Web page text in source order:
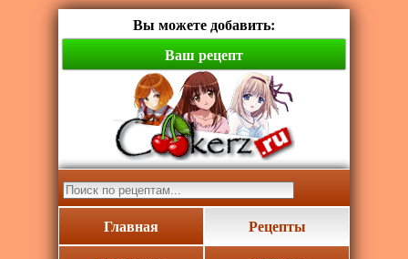
Вы можете добавить:
Ваш рецепт
Главная
Рецепты